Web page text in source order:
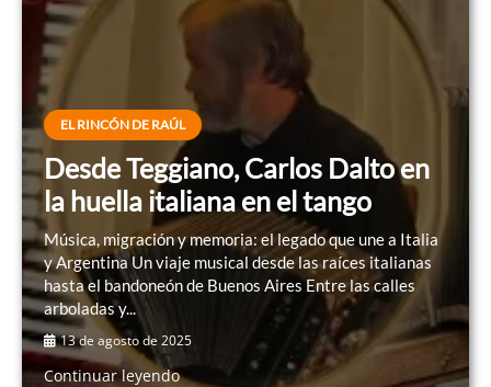
EL RINCÓN DE RAÚL
Desde Teggiano, Carlos Dalto en
la huella italiana en el tango
Música, migración y memoria: el legado que une a Italia
y Argentina Un viaje musical desde las raíces italianas
hasta el bandoneón de Buenos Aires Entre las calles
arboladas y...
13 de agosto de 2025
Continuar leyendo